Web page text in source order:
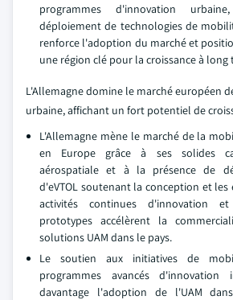
programmes d'innovation
déploiement de technologies de
renforce l'adoption du marché et
une région clé pour la croissance à long
L'Allemagne domine le marché européen
urbaine, affichant un fort potentiel de
L'Allemagne mène le marché de la
en Europe grâce à ses solides
aérospatiale et à la présence de
d'eVTOL soutenant la conception et les
activités continues d'innovation
prototypes accélèrent la
solutions UAM dans le pays.
Le soutien aux initiatives de
programmes avancés d'innovation
davantage l'adoption de l'UAM